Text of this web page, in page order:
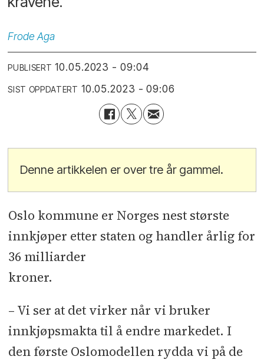
Frode Aga
PUBLISERT 10.05.2023 - 09:04
SIST OPPDATERT 10.05.2023 - 09:06
Denne artikkelen er over tre år gammel.
Oslo kommune er Norges nest største
innkjøper etter staten og handler årlig for
36 milliarder
kroner.
– Vi ser at det virker når vi bruker
innkjøpsmakta til å endre markedet. I
den første Oslomodellen rydda vi på de